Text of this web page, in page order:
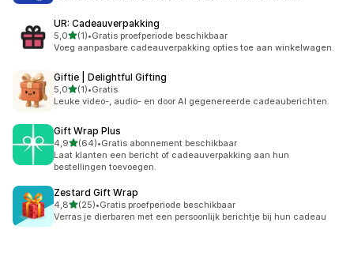
UR: Cadeauverpakking
5,0van 5 sterren
(1)
1 recensies in totaal
•Gratis proefperiode beschikbaar
Voeg aanpasbare cadeauverpakking opties toe aan winkelwagen.
Giftie | Delightful Gifting
5,0van 5 sterren
(1)
1 recensies in totaal
•Gratis
Leuke video-, audio- en door AI gegenereerde cadeauberichten.
Gift Wrap Plus
4,9van 5 sterren
(64)
64 recensies in totaal
•Gratis abonnement beschikbaar
Laat klanten een bericht of cadeauverpakking aan hun
bestellingen toevoegen.
Zestard Gift Wrap
4,8van 5 sterren
(25)
25 recensies in totaal
•Gratis proefperiode beschikbaar
Verras je dierbaren met een persoonlijk berichtje bij hun cadeau